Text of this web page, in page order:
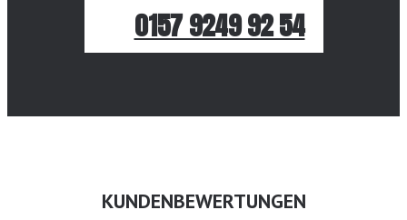
0157 9249 92 54
KUNDENBEWERTUNGEN